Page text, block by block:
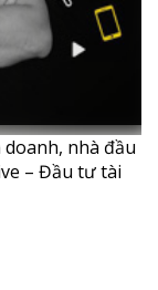
doanh, nhà đầu
– Đầu tư tài